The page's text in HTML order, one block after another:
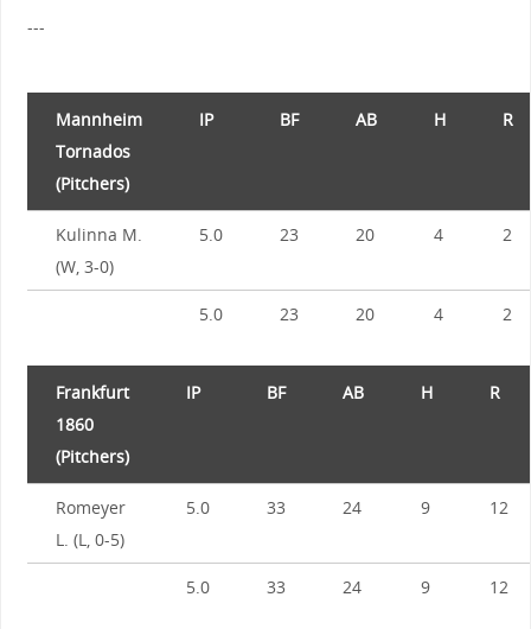
---
Mannheim
Tornados
(Pitchers)
IP BF AB H R
Kulinna M.
(W, 3-0)
5.0 23 20 4 2
5.0 23 20 4 2
Frankfurt
1860
(Pitchers)
IP BF AB H R
Romeyer
L. (L, 0-5)
5.0 33 24 9 12
5.0 33 24 9 12